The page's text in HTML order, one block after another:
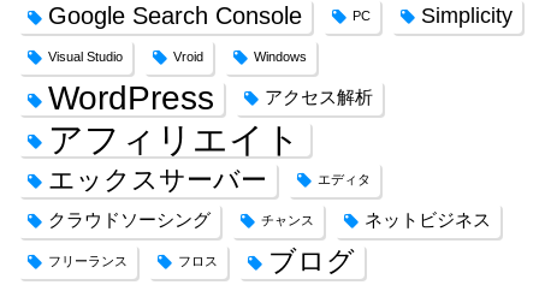
Google Search Console PC Simplicity
Visual Studio Vroid Windows
WordPress アクセス解析
アフィリエイト
エックスサーバー エディタ
クラウドソーシング チャンス ネットビジネス
フリーランス フロス ブログ